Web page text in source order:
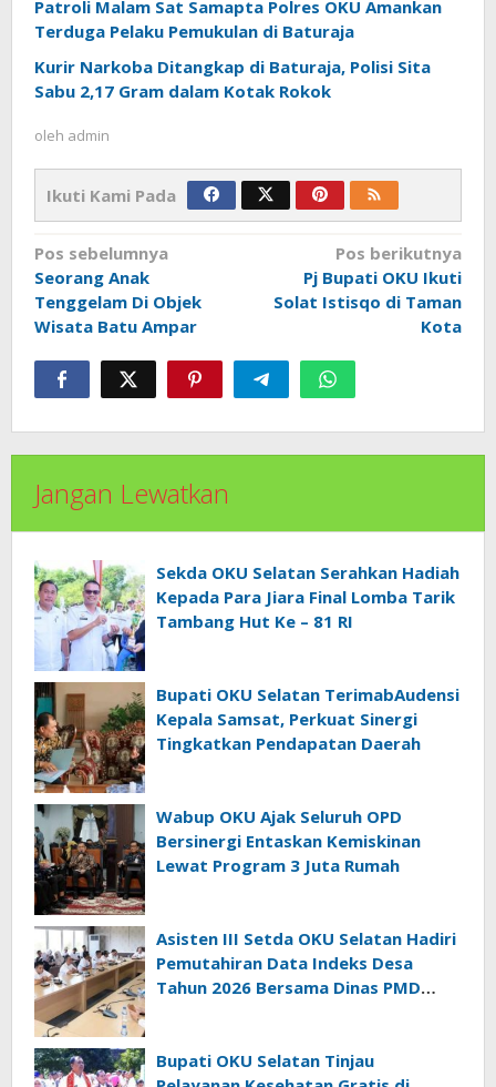
Patroli Malam Sat Samapta Polres OKU Amankan
Terduga Pelaku Pemukulan di Baturaja
Kurir Narkoba Ditangkap di Baturaja, Polisi Sita
Sabu 2,17 Gram dalam Kotak Rokok
oleh admin
Ikuti Kami Pada
Navigasi
pos
Pos sebelumnya
Seorang Anak
Tenggelam Di Objek
Wisata Batu Ampar
Pos berikutnya
Pj Bupati OKU Ikuti
Solat Istisqo di Taman
Kota
Jangan Lewatkan
Sekda OKU Selatan Serahkan Hadiah
Kepada Para Jiara Final Lomba Tarik
Tambang Hut Ke – 81 RI
Bupati OKU Selatan TerimabAudensi
Kepala Samsat, Perkuat Sinergi
Tingkatkan Pendapatan Daerah
Wabup OKU Ajak Seluruh OPD
Bersinergi Entaskan Kemiskinan
Lewat Program 3 Juta Rumah
Asisten III Setda OKU Selatan Hadiri
Pemutahiran Data Indeks Desa
Tahun 2026 Bersama Dinas PMD
Bupati OKU Selatan Tinjau